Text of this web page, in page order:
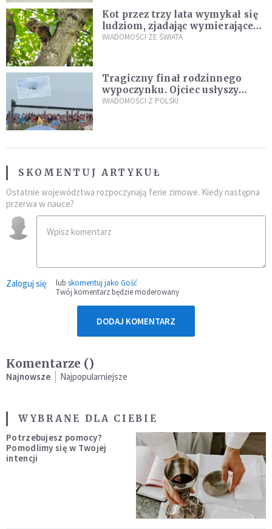
Kot przez trzy lata wymykał się
ludziom, zjadając wymierające
kaczki. W końcu popełnił
WIADOMOŚCI ZE ŚWIATA
Tragiczny finał rodzinnego
wypoczynku. Ojciec usłyszy
zarzuty
WIADOMOŚCI Z POLSKI
SKOMENTUJ ARTYKUŁ
Ostatnie województwa rozpoczynają ferie zimowe. Kiedy następna
przerwa w nauce?
Zaloguj się lub skomentuj jako Gość
Twój komentarz będzie moderowany
DODAJ KOMENTARZ
Komentarze ()
Najnowsze Najpopularniejsze
WYBRANE DLA CIEBIE
Potrzebujesz pomocy?
Pomodlimy się w Twojej
intencji